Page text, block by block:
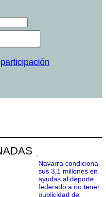
·
Navarra condiciona
sus 3,1 millones en
ayudas al deporte
federado a no tener
publicidad de